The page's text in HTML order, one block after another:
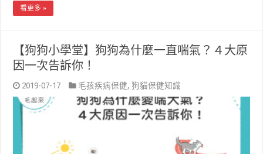
看更多 »
【狗狗小學堂】狗狗為什麼一直喘氣？４大原
因一次告訴你！
2019-07-17 毛孩疾病保健,狗貓保健知識